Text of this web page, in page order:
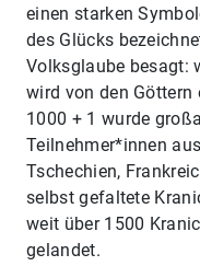
einen starken
des Glücks
Volksglaube besagt:
wird von den
1000 + 1 wurde
Teilnehmer*innen
Tschechien,
selbst gefaltete
weit über 1500
gelandet.